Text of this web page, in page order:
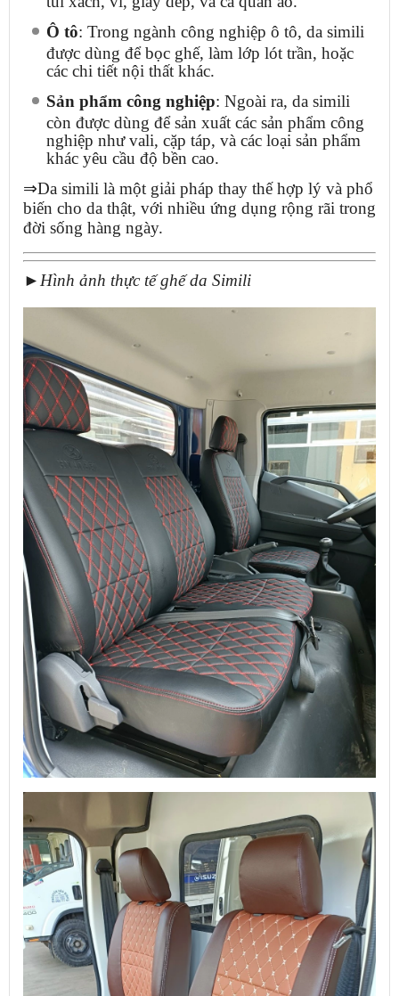
Ô tô: Trong ngành công nghiệp ô tô, da simili
được dùng để bọc ghế, làm lớp lót trần, hoặc
các chi tiết nội thất khác.
Sản phẩm công nghiệp: Ngoài ra, da simili
còn được dùng để sản xuất các sản phẩm công
nghiệp như vali, cặp táp, và các loại sản phẩm
khác yêu cầu độ bền cao.
⇒Da simili là một giải pháp thay thế hợp lý và phổ
biến cho da thật, với nhiều ứng dụng rộng rãi trong
đời sống hàng ngày.
► Hình ảnh thực tế ghế da Simili